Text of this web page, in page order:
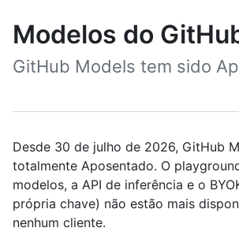
Modelos do
GitHub Models tem sido
Desde 30 de julho de 2026, GitHub
totalmente Aposentado. O
modelos, a API de inferência e o
própria chave) não estão mais
nenhum cliente.